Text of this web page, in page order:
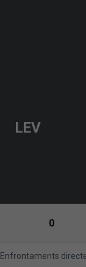
LEV
0
Enfrontaments